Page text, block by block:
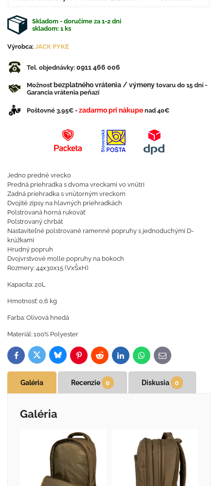
Skladom - doručíme za 1-2 dni
skladom: 1 ks
Výrobca: JACK PYKE
Tel. objednávky: 0911 466 006
Možnosťbezplatného vrátenia / výmeny tovaru do 15 dní -
Garancia vrátenia peňazí
Poštovné 3,95€ - zadarmo pri nákupe nad 40€
Jedno predné vrecko
Predná priehradka s dvoma vreckami vo vnútri
Zadná priehradka s vnútorným vreckom
Dvojité zipsy na hlavných priehradkách
Polstrovaná horná rukoväť
Polstrovaný chrbát
Nastaviteľné polstrované ramenné popruhy s jednoduchými D-
krúžkami
Hrudný popruh
Dvojvrstvové molle popruhy na bokoch
Rozmery: 44x30x15 (VxŠxH)
Kapacita: 20L
Hmotnosť: 0,6 kg
Farba: Olivová hnedá
Materiál: 100% Polyester
FacebookTwitterBlueskyPinterestReddit LinkedInWhatsApp
E-
mail
Galéria Recenzie 0 Diskusia 0
Galéria